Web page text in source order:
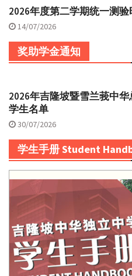
2026年度第二学期统一测
14/07/2026
奖助学金通知
2026年吉隆坡暨雪兰莪中
学生名单
30/07/2026
学生手册 Student